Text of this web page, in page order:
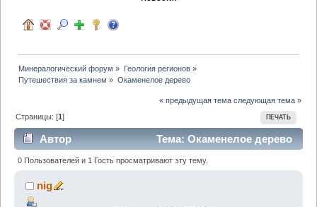
Минералогический форум » Геология регионов»
Путешествия за камнем » Окаменелое дерево
« предыдущая тема следующая тема »
ПЕЧАТЬ
Страницы: [1]
Автор
Тема: Окаменелое дерево
(Прочитано 1929 раз)
0 Пользователей и 1 Гость просматривают эту тему.
nig